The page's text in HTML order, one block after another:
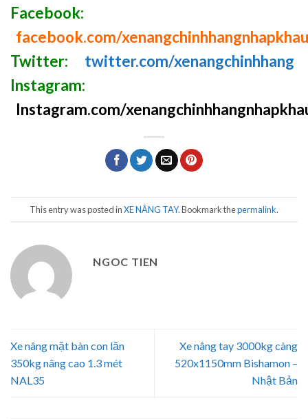
Facebook:
facebook.com/xenangchinhhangnhapkhau
Twitter:
twitter.com/xenangchinhhang
Instagram:
Instagram.com/
This entry was posted inXE NÂNG TAY. Bookmark thepermalink.
NGOC TIEN
Xe nâng mặt bàn con lăn
350kg nâng cao 1.3 mét
NAL35
Xe nâng tay 3000kg càng
520x1150mm Bishamon –
Nhật Bản